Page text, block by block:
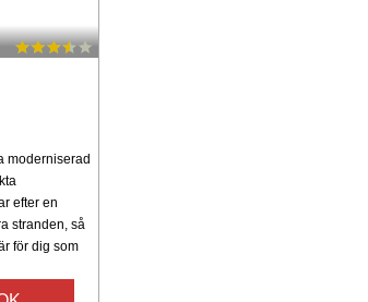
moderniserad
efter en
stranden, så
för dig som